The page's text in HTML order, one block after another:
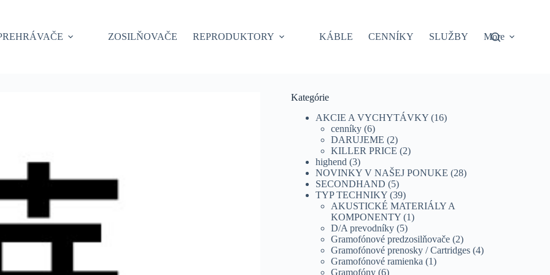
ZOSILŇOVAČE REPRODUKTORY KÁBLE CENNÍKY SLUŽBY More
Kategórie
AKCIE A VYCHYTÁVKY (16)
cenníky (6)
DARUJEME (2)
KILLER PRICE (2)
highend (3)
NOVINKY V NAŠEJ PONUKE (28)
SECONDHAND (5)
TYP TECHNIKY (39)
AKUSTICKÉ MATERIÁLY A
KOMPONENTY (1)
D/A prevodníky (5)
Gramofónové predzosilňovače (2)
Gramofónové prenosky / Cartridges (4)
Gramofónové ramienka (1)
Gramofóny (6)